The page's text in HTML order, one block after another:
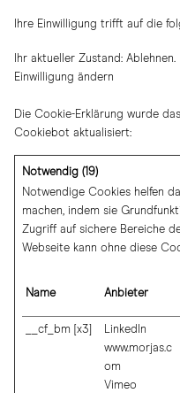
Ihre Einwilligung trifft auf die
Ihr aktueller Zustand: Ablehnen.
Einwilligung ändern
Die Cookie-Erklärung wurde
Cookiebot aktualisiert:
Notwendig (19)
Notwendige Cookies helfen
machen, indem sie
Zugriff auf sichere Bereiche
Webseite kann ohne diese
Name Anbieter
__cf_bm [x3]
LinkedIn
www.morjas.c
om
Vimeo